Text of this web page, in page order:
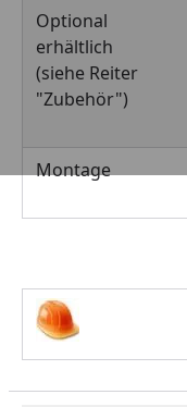
Optional
erhältlich
(siehe Reiter
"Zubehör")
Montage